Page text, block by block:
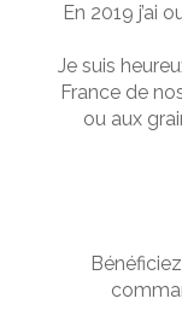
En 2019 j’ai
Je suis
France de
ou aux